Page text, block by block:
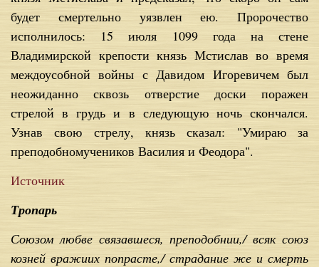
будет смертельно уязвлен ею. Пророчество
исполнилось: 15 июля 1099 года на стене
Владимирской крепости князь Мстислав во время
междоусобной войны с Давидом Игоревичем был
неожиданно сквозь отверстие доски поражен
стрелой в грудь и в следующую ночь скончался.
Узнав свою стрелу, князь сказал: "Умираю за
преподобномучеников Василия и Феодора".
Источник
Тропарь
Союзом любве связавшеся, преподобнии,/ всяк союз
козней вражиих попрасте,/ страдание же и смерть